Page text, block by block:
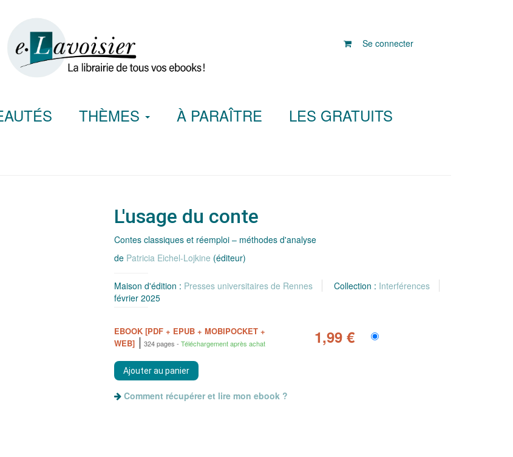
Se connecter
THÈMES À PARAÎTRE LES GRATUITS
L'usage du conte
Contes classiques et réemploi – méthodes d'analyse
de Patricia Eichel-Lojkine (éditeur)
Maison d'édition : Presses universitaires de Rennes Collection : Interférences
février 2025
EBOOK [PDF + EPUB + MOBIPOCKET +
WEB]
324 pages Téléchargement après achat 1,99 €
Comment récupérer et lire mon ebook ?